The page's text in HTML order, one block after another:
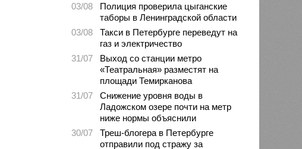
03/08
Полиция проверила цыганские
таборы в Ленинградской области
03/08
Такси в Петербурге переведут на
газ и электричество
31/07
Выход со станции метро
«Театральная» разместят на
площади Темирканова
31/07
Снижение уровня воды в
Ладожском озере почти на метр
ниже нормы объяснили
30/07
Треш-блогера в Петербурге
отправили под стражу за